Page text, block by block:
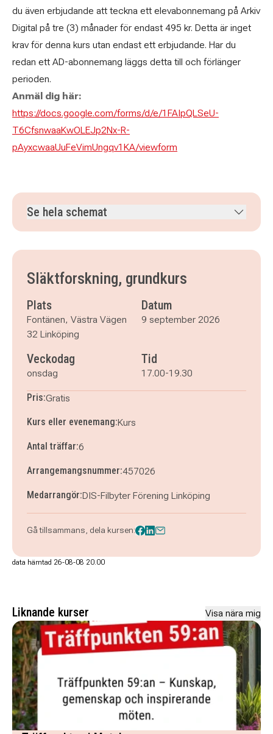
du även erbjudande att teckna ett elevabonnemang på Arkiv
Digital på tre (3) månader för endast 495 kr. Detta är inget
krav för denna kurs utan endast ett erbjudande. Har du
redan ett AD-abonnemang läggs detta till och förlänger
perioden.
Anmäl dig här:
https://docs.google.com/forms/d/e/1FAIpQLSeU-
T6CfsnwaaKwOLEJp2Nx-R-
pAyxcwaaUuFeVimUngqv1KA/viewform
Se hela schemat
onsdag 23 september 2026
klockan 17.00–19.30
onsdag 30 september 2026klockan 17.00–19.30
onsdag 7 oktober 2026
klockan 17.00–19.30
onsdag 14 oktober 2026
klockan 17.00–19.30
Släktforskning, grundkurs
Plats
Fontänen, Västra Vägen
32 Linköping
Datum
9 september 2026
Veckodag
onsdag
Tid
17.00-19.30
Pris:Gratis
Kurs eller evenemang:Kurs
Antal träffar:6
Arrangemangsnummer:457026
Medarrangör:DIS-Filbyter Förening Linköping
Gå tillsammans, dela kursen:
data hämtad 26-08-08 20.00
Liknande kurser Visa nära mig